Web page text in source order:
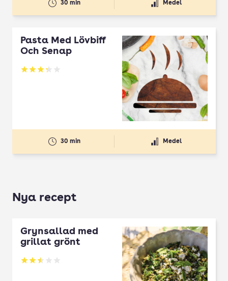
30 min Medel
Pasta Med Lövbiff
Och Senap
Betyg: 3.28 av 5
30 min Medel
Nya recept
Grynsallad med
grillat grönt
Betyg: 2.5 av 5